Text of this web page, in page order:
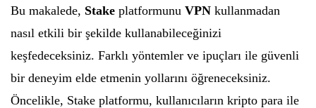
Bu makalede, Stake platformunu VPN kullanmadan
nasıl etkili bir şekilde kullanabileceğinizi
keşfedeceksiniz. Farklı yöntemler ve ipuçları ile güvenli
bir deneyim elde etmenin yollarını öğreneceksiniz.
Öncelikle, Stake platformu, kullanıcıların kripto para ile